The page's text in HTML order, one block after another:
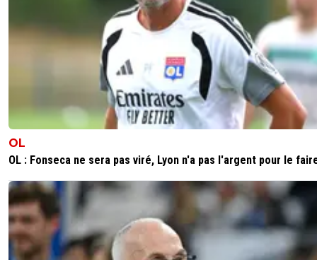
OL
OL : Fonseca ne sera pas viré, Lyon n'a pas l'argent pour le